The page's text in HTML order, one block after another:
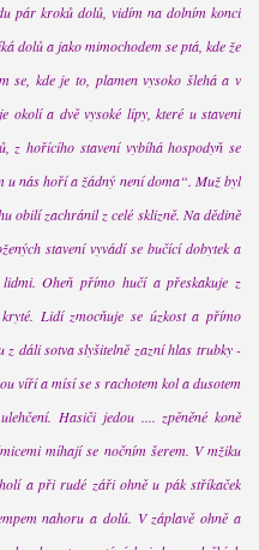
pár kroků dolů, vidím na dolním konci
dolů a jako mimochodem se ptá, kde že
se, kde je to, plamen vysoko šlehá a v
okolí a dvě vysoké lípy, které u stavení
z hořícího stavení vybíhá hospodyň se
u nás hoří a žádný není doma“. Muž byl
obilí zachránil z celé sklizně. Na dědině
stavení vyvádí se bučící dobytek a
Oheň přímo hučí a přeskakuje z
Lidí zmocňuje se úzkost a přímo
z dáli sotva slyšitelně zazní hlas trubky -
víří a mísí se s rachotem kol a dusotem
Hasiči jedou .... zpěněné koně
míhají se nočním šerem. V mžiku
a při rudé záři ohně u pák stříkaček
nahoru a dolů. V záplavě ohně a